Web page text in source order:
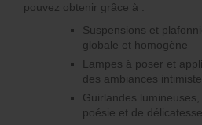
pouvez obtenir grâce à :
Suspensions et
globale et homogène
Lampes à poser et
des ambiances
Guirlandes
poésie et de délicatesse